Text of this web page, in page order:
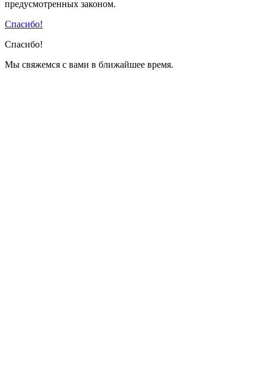
предусмотренных законом.
Спасибо!
Спасибо!
Мы свяжемся с вами в ближайшее время.